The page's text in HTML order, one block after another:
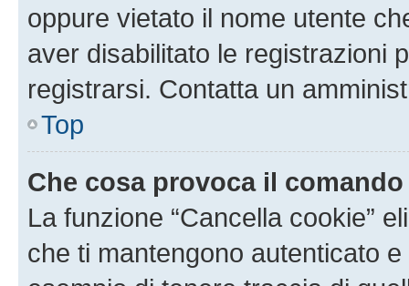
oppure vietato il nome utente
aver disabilitato le registrazioni
registrarsi. Contatta un
Top
Che cosa provoca il
La funzione “Cancella cookie”
che ti mantengono autenticato